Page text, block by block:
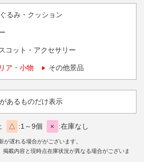
るみ・クッション
コット・アクセサリー
ア・小物 その他景品
あるものだけ表示
△ 1～9個 × 在庫なし
遅れる場合ががございます。
載内容と現時点在庫状況が異なる場合がございま